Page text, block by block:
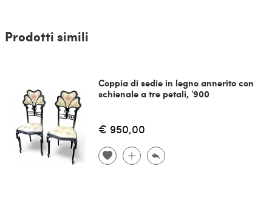
Prodotti simili
Coppia di sedie in legno annerito con
schienale a tre petali, '900
€ 950,00